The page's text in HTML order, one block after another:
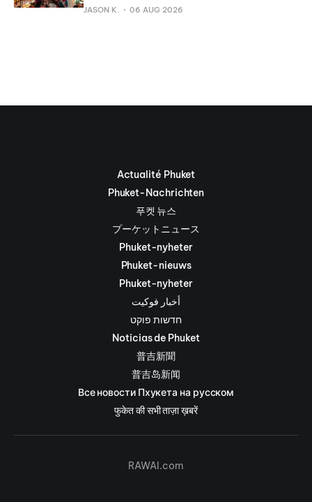
JASON K. 06 AUG 2026
Actualité Phuket
Phuket-Nachrichten
푸켓 뉴스
プーケットニュース
Phuket-nyheter
Phuket-nieuws
Phuket-nyheter
أخبار فوكيت
חדשות פוקט
Noticias de Phuket
普吉新聞
普吉岛新闻
Все новости Пхукета на русском
फुकेत की सभी ताज़ा ख़बरें
RAWAI.com